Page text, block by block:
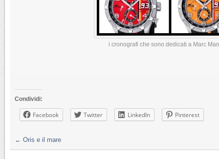
i cronografi che sono dedicati a Marc
Condividi:
Facebook Twitter LinkedIn Pinterest
← Oris e il mare